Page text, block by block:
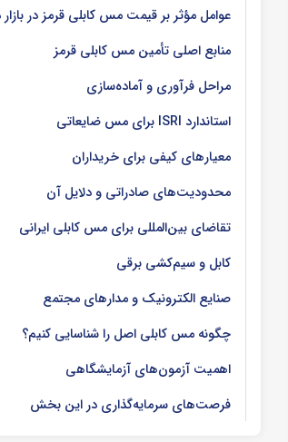
عوامل مؤثر بر قیمت مس کابلی قرمز در
منابع اصلی تأمین مس کابلی قرمز
مراحل فرآوری و آماده‌سازی
استاندارد ISRI برای مس ضایعاتی
معیارهای کیفی برای خریداران
محدودیت‌های صادراتی و دلایل آن
تقاضای بین‌المللی برای مس کابلی ایرانی
کابل و سیم‌کشی برقی
صنایع الکترونیک و مدارهای مجتمع
چگونه مس کابلی اصل را شناسایی کنیم؟
اهمیت آزمون‌های آزمایشگاهی
فرصت‌های سرمایه‌گذاری در این بخش